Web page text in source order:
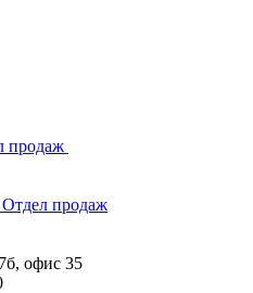
продаж
Отдел продаж
офис 35